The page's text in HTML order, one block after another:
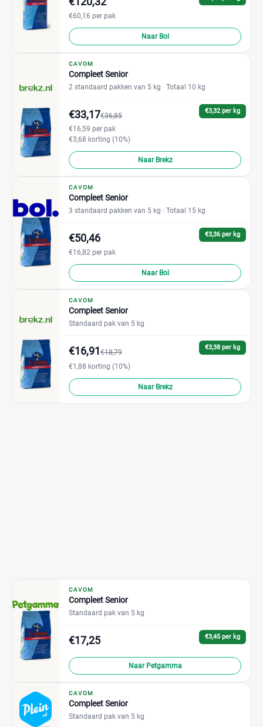
€60,16 per pak
Naar Bol
CAVOM
Compleet Senior
2 standaard pakken van 5 kg · Totaal 10 kg
€3,32 per kg
€33,17€36,85
€16,59 per pak
€3,68 korting (10%)
Naar Brekz
CAVOM
Compleet Senior
3 standaard pakken van 5 kg · Totaal 15 kg
€3,36 per kg
€50,46
€16,82 per pak
Naar Bol
CAVOM
Compleet Senior
Standaard pak van 5 kg
€3,38 per kg
€16,91 €18,79
€1,88 korting (10%)
Naar Brekz
CAVOM
Compleet Senior
Standaard pak van 5 kg
€3,45 per kg
€17,25
Naar Petgamma
CAVOM
Compleet Senior
Standaard pak van 5 kg